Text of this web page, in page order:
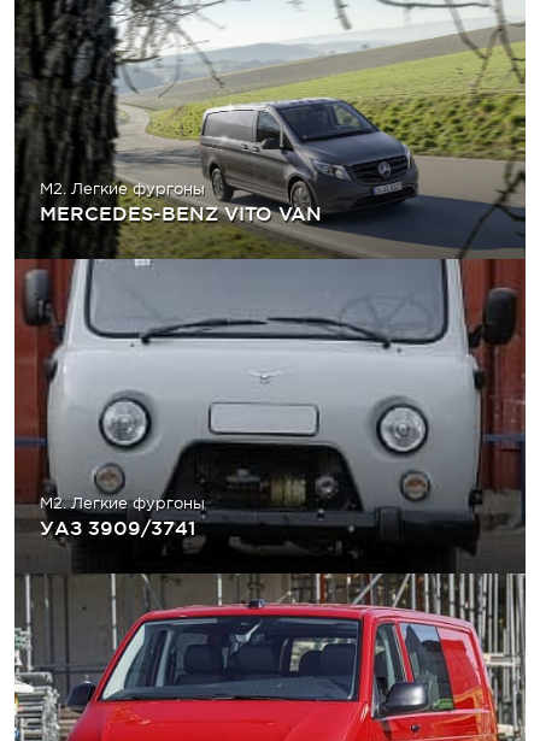
M2. Легкие фургоны
MERCEDES-BENZ VITO VAN
M2. Легкие фургоны
УАЗ 3909/3741